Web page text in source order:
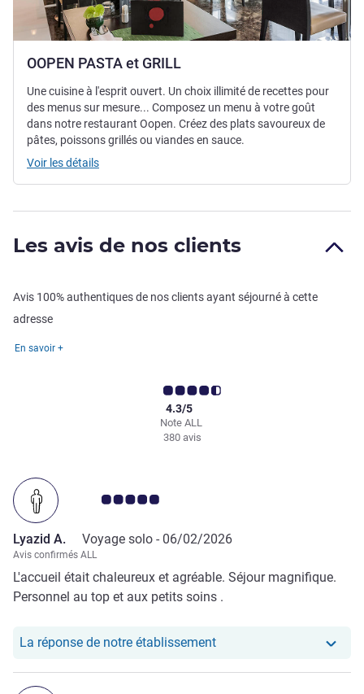
OOPEN PASTA et GRILL
Une cuisine à l'esprit ouvert. Un choix illimité de recettes pour
des menus sur mesure... Composez un menu à votre goût
dans notre restaurant Oopen. Créez des plats savoureux de
pâtes, poissons grillés ou viandes en sauce.
Voir les détails
Les avis de nos clients
Avis 100% authentiques de nos clients ayant séjourné à cette
adresse
En savoir +
Note ALL
4.3/5
380 avis
Note Avis clients 5.0/5
Lyazid A. Voyage solo - 06/02/2026
Avis confirmés ALL
L'accueil était chaleureux et agréable. Séjour magnifique.
Personnel au top et aux petits soins .
La réponse de notre établissementNotre hôtel a repondu au